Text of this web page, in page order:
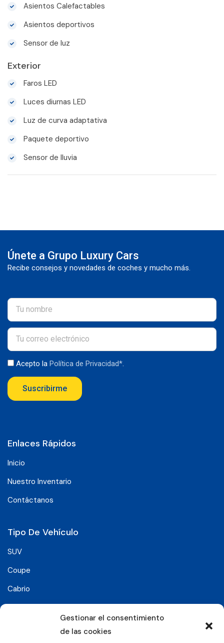
Gestionar el consentimiento
de las cookies
Asientos Calefactables
Asientos deportivos
Sensor de luz
Exterior
Faros LED
Luces diurnas LED
Luz de curva adaptativa
Paquete deportivo
Sensor de lluvia
Únete a Grupo Luxury Cars
Recibe consejos y novedades de coches y mucho más.
Acepto la Política de Privacidad*.
Suscribirme
Enlaces Rápidos
Inicio
Nuestro Inventario
Contáctanos
Tipo De Vehículo
SUV
Coupe
Cabrio
SUV-Coupe